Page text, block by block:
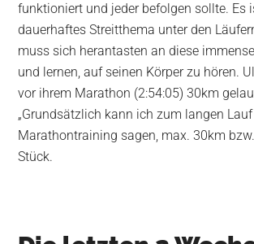
funktioniert und jeder befolgen sollte. Es
dauerhaftes Streitthema unter den
muss sich herantasten an diese
und lernen, auf seinen Körper zu hören.
vor ihrem Marathon (2:54:05) 30km
„Grundsätzlich kann ich zum langen
Marathontraining sagen, max. 30km
Stück.